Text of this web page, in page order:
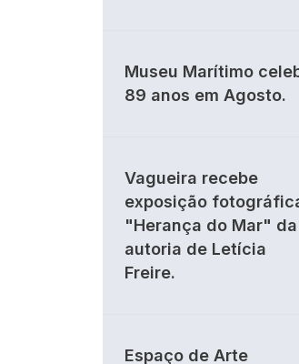
Museu Marítimo
89 anos em Agosto.
Vagueira recebe
exposição
"Herança do Mar" da
autoria de Letícia
Freire.
Espaço de Arte